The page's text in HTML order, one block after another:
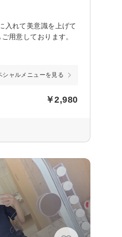
入れて美意識を上げて
用意しております。
シャルメニューを見る
￥2,980